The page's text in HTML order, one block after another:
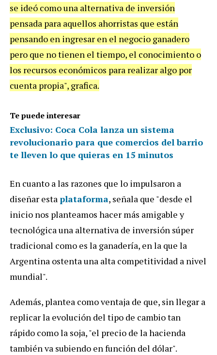
se ideó como una alternativa de inversión
pensada para aquellos ahorristas que están
pensando en ingresar en el negocio ganadero
pero que no tienen el tiempo, el conocimiento o
los recursos económicos para realizar algo por
cuenta propia", grafica.
Te puede interesar
Exclusivo: Coca Cola lanza un sistema
revolucionario para que comercios del barrio
te lleven lo que quieras en 15 minutos
En cuanto a las razones que lo impulsaron a
diseñar estaplataforma, señala que "desde el
inicio nos planteamos hacer más amigable y
tecnológica una alternativa de inversión súper
tradicional como es la ganadería, en la que la
Argentina ostenta una alta competitividad a nivel
mundial".
Además, plantea como ventaja de que, sin llegar a
replicar la evolución del tipo de cambio tan
rápido como la soja, "el precio de la hacienda
también va subiendo en función del dólar".